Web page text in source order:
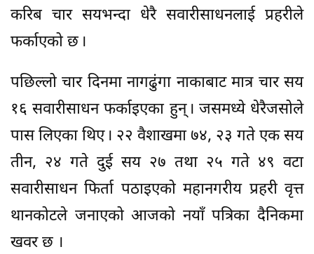
करिब चार सयभन्दा धेरै सवारीसाधनलाई प्रहरीले
फर्काएको छ ।
पछिल्लो चार दिनमा नागढुंगा नाकाबाट मात्र चार सय
१६ सवारीसाधन फर्काइएका हुन् । जसमध्ये धेरैजसोले
पास लिएका थिए । २२ वैशाखमा ७४, २३ गते एक सय
तीन, २४ गते दुई सय २७ तथा २५ गते ४९ वटा
सवारीसाधन फिर्ता पठाइएको महानगरीय प्रहरी वृत्त
थानकोटले जनाएको आजको नयाँ पत्रिका दैनिकमा
खवर छ ।